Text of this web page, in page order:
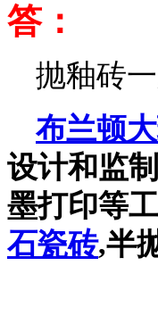
答：
抛釉砖
布兰顿
设计和监
墨打印等工
石瓷砖,半